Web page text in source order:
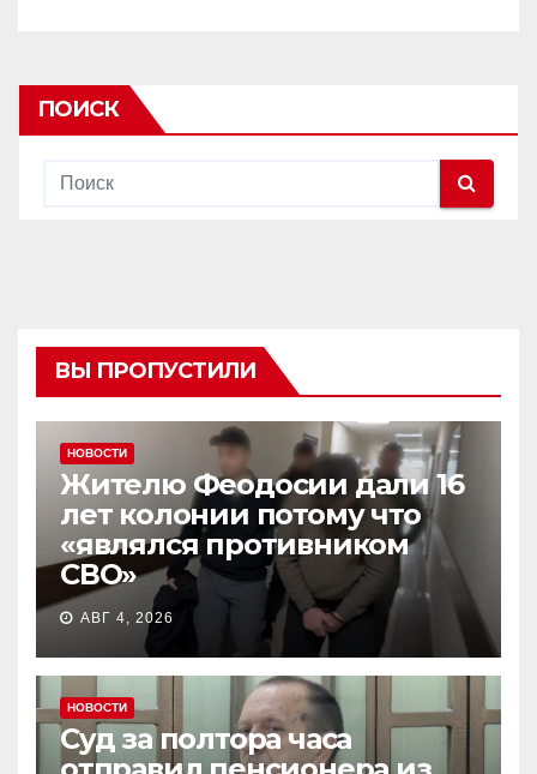
ПОИСК
ВЫ ПРОПУСТИЛИ
НОВОСТИ
Жителю Феодосии дали 16
лет колонии потому что
«являлся противником
СВО»
АВГ 4, 2026
НОВОСТИ
Суд за полтора часа